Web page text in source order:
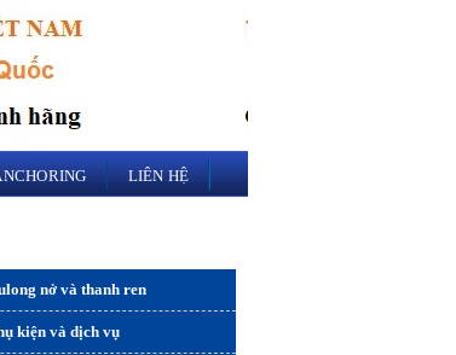
LIÊN HỆ
nở và thanh ren
kiện và dịch vụ